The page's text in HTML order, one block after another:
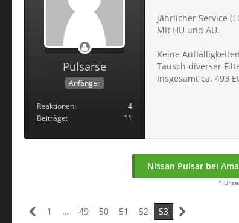
Pulsarse
Anfänger
Reaktionen
4
Beiträge
11
jährlicher Service
Mit HU und AU.
Keine
Tausch diverser
Insgesamt ca. 493
Nissan Pulsar bei
*
1 … 49 50 51 52 53